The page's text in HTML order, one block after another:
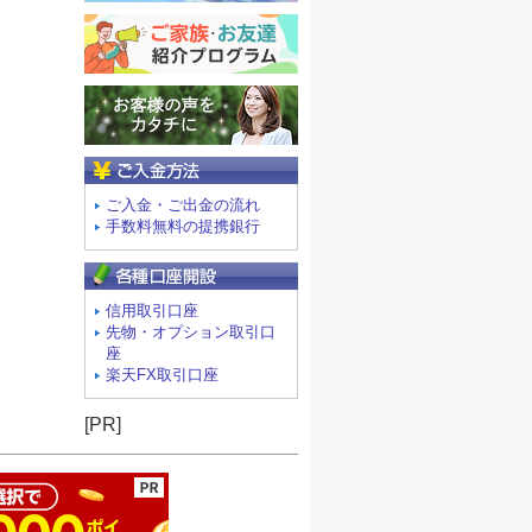
ご入金・ご出金の流れ
手数料無料の提携銀行
信用取引口座
先物・オプション取引口
座
楽天FX取引口座
[PR]